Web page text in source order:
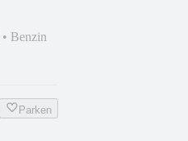
• Benzin
Parken